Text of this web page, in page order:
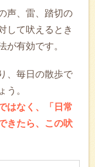
声、雷、踏切の
して吠えるとき
が有効です。
、毎日の散歩で
う。
はなく、「日常
きたら、この吠